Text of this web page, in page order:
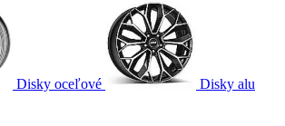
Disky oceľové Disky alu